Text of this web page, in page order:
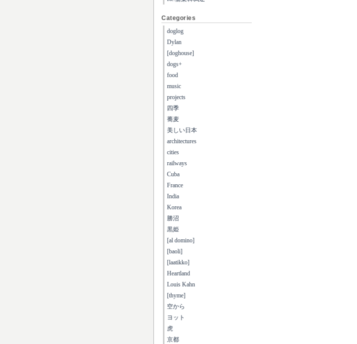
Categories
doglog
Dylan
[doghouse]
dogs+
food
music
projects
四季
蕎麦
美しい日本
architectures
cities
railways
Cuba
France
India
Korea
勝沼
黒姫
[al domino]
[baoli]
[laatikko]
Heartland
Louis Kahn
[thyme]
空から
ヨット
虎
京都